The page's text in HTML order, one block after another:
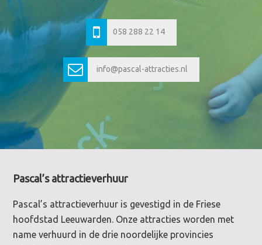
058 288 22 14
info@pascal-attracties.nl
Footer
Pascal’s attractieverhuur
Pascal’s attractieverhuur is gevestigd in de Friese
hoofdstad Leeuwarden. Onze attracties worden met
name verhuurd in de drie noordelijke provincies